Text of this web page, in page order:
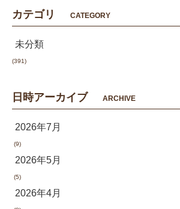
カテゴリ CATEGORY
未分類
(391)
日時アーカイブ ARCHIVE
2026年7月
(9)
2026年5月
(5)
2026年4月